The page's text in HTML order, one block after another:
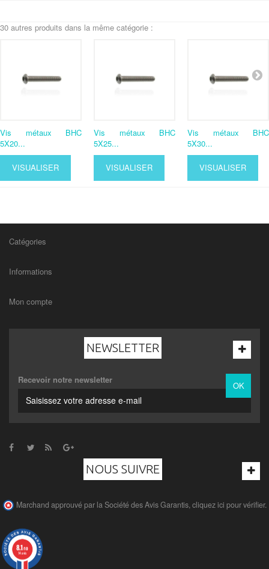
30 autres produits dans la même catégorie :
Vis métaux BHC
5X20...
VISUALISER
Vis métaux BHC
5X25...
VISUALISER
Vis métaux BHC
5X30...
VISUALISER
Catégories
Informations
Mon compte
NEWSLETTER
Recevoir notre newsletter
OK
NOUS SUIVRE
Marchand approuvé par la Société des Avis Garantis,cliquez ici pour vérifier.
8.1/10
14 avis